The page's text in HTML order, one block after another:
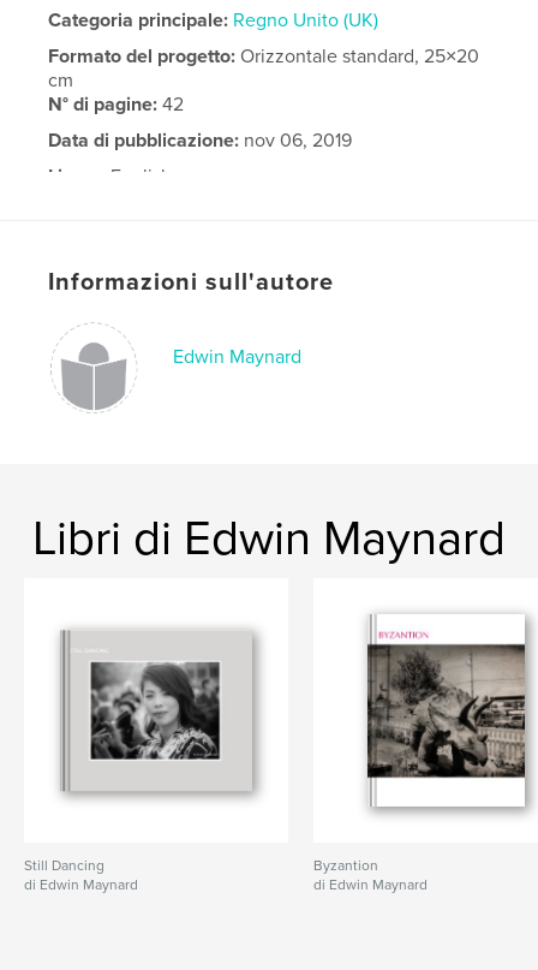
Categoria principale: Regno Unito (UK)
Formato del progetto:Orizzontale standard, 25×20
cm
N° di pagine:42
Data di pubblicazione: nov 06, 2019
Lingua
English
Informazioni sull'autore
Edwin Maynard
Libri di Edwin Maynard
Still Dancing
di Edwin Maynard
Byzantion
di Edwin Maynard